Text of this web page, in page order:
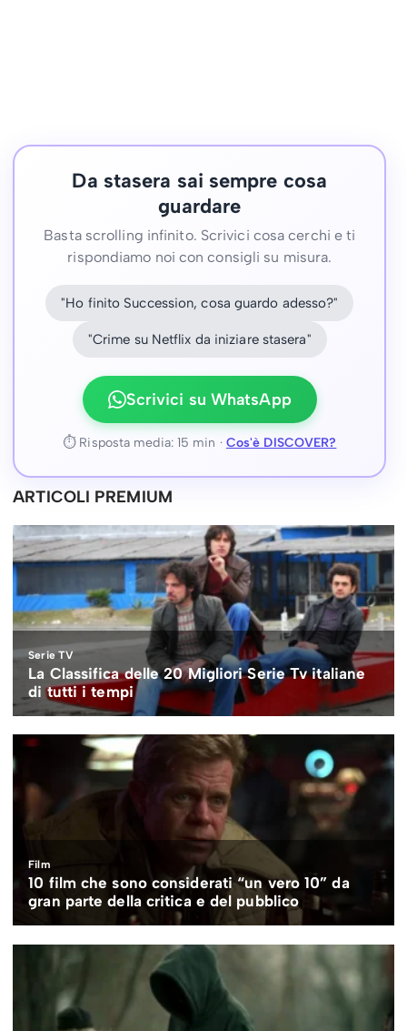
Da stasera sai sempre cosa
guardare
Basta scrolling infinito. Scrivici cosa cerchi e ti
rispondiamo noi con consigli su misura.
"Ho finito Succession, cosa guardo adesso?"
"Crime su Netflix da iniziare stasera"
Scrivici su WhatsApp
⏱ Risposta media: 15 min · Cos'è DISCOVER?
ARTICOLI PREMIUM